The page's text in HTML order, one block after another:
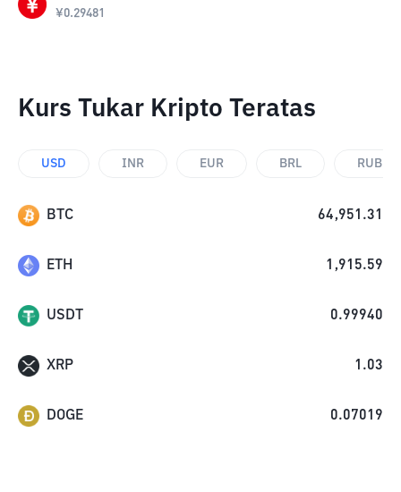
¥0.29481
Kurs Tukar Kripto Teratas
USD INR EUR BRL RUB
BTC 64,951.31
ETH 1,915.59
USDT 0.99940
XRP 1.03
DOGE 0.07019